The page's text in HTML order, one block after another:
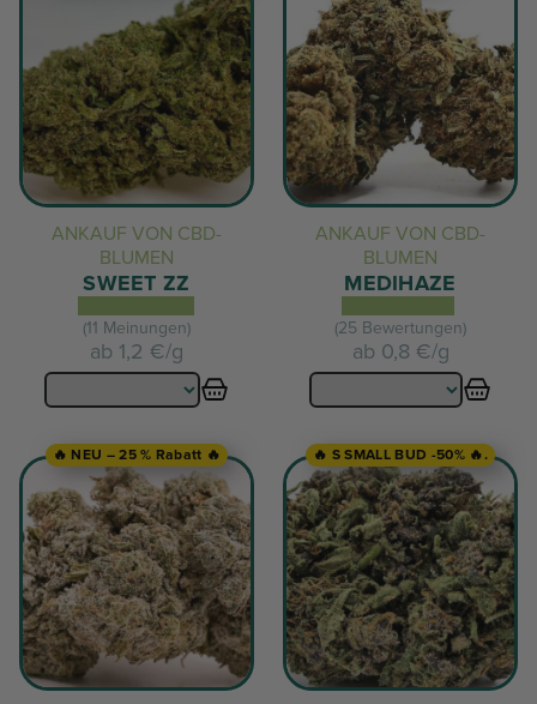
ANKAUF VON CBD-
BLUMEN
SWEET ZZ
(11 Meinungen)
ab 1,2 €/g
ANKAUF VON CBD-
BLUMEN
MEDIHAZE
(25 Bewertungen)
ab 0,8 €/g
🔥 NEU – 25 % Rabatt 🔥 🔥 S SMALL BUD -50% 🔥.